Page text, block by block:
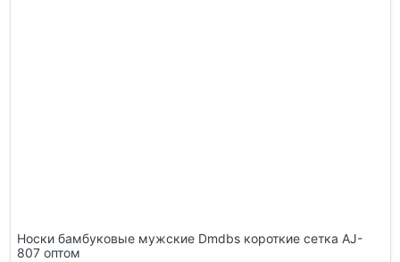
Носки бамбуковые мужские Dmdbs короткие сетка AJ-
807 оптом